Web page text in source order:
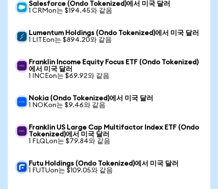
Salesforce (Ondo Tokenized)에서 미국 달러
1 CRMon는 $194.45와 같음
Lumentum Holdings (Ondo Tokenized)에서 미국 달러
1 LITEon는 $894.20와 같음
Franklin Income Equity Focus ETF (Ondo Tokenized)
에서 미국 달러
1 INCEon는 $69.92와 같음
Nokia (Ondo Tokenized)에서 미국 달러
1 NOKon는 $9.46와 같음
Franklin US Large Cap Multifactor Index ETF (Ondo
Tokenized)에서 미국 달러
1 FLQLon는 $79.84와 같음
Futu Holdings (Ondo Tokenized)에서 미국 달러
1 FUTUon는 $109.05와 같음